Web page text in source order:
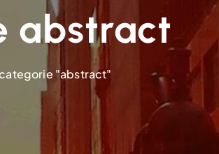
abstract
"abstract"